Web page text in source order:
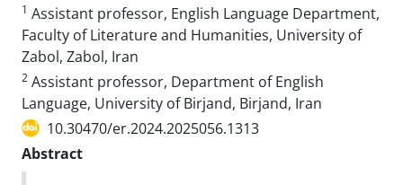
1 Assistant professor, English Language Department,
Faculty of Literature and Humanities, University of
Zabol, Zabol, Iran
2 Assistant professor, Department of English
Language, University of Birjand, Birjand, Iran
10.30470/er.2024.2025056.1313
Abstract